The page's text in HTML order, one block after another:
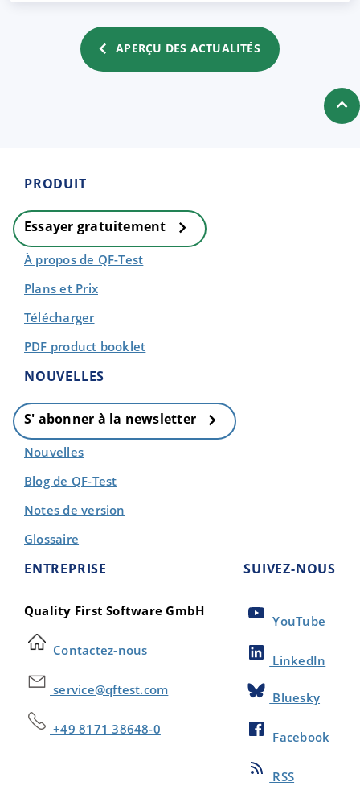
APERÇU DES ACTUALITÉS
PRODUIT
Essayer gratuitement
À propos de QF-Test
Plans et Prix
Télécharger
PDF product booklet
NOUVELLES
S' abonner à la newsletter
Nouvelles
Blog de QF-Test
Notes de version
Glossaire
ENTREPRISE
Quality First Software GmbH
Contactez-nous
service@qftest.com
+49 8171 38648-0
SUIVEZ-NOUS
YouTube
LinkedIn
Bluesky
Facebook
RSS